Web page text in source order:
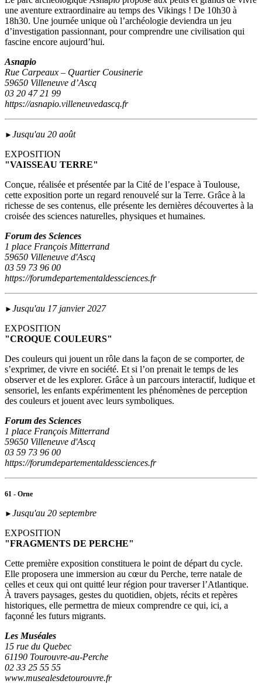
une aventure extraordinaire au temps des Vikings ! De 10h30 à
18h30. Une journée unique où l’archéologie deviendra un jeu
d’investigation passionnant, pour comprendre une civilisation qui
fascine encore aujourd’hui.
Asnapio
Rue Carpeaux – Quartier Cousinerie
59650 Villeneuve d’Ascq
03 20 47 21 99
https://asnapio.villeneuvedascq.fr
► Jusqu'au 20 août
EXPOSITION
"VAISSEAU TERRE"
Conçue, réalisée et présentée par la Cité de l’espace à Toulouse,
cette exposition porte un regard renouvelé sur la Terre. Grâce à la
richesse de ses contenus, elle présente les dernières découvertes à la
croisée des sciences naturelles, physiques et humaines.
Forum des Sciences
1 place François Mitterrand
59650 Villeneuve d'Ascq
03 59 73 96 00
https://forumdepartementaldessciences.fr
► Jusqu'au 17 janvier 2027
EXPOSITION
"CROQUE COULEURS"
Des couleurs qui jouent un rôle dans la façon de se comporter, de
s’exprimer, de vivre en société. Et si l’on prenait le temps de les
observer et de les explorer. Grâce à un parcours interactif, ludique et
sensoriel, les enfants expérimentent les phénomènes de perception
des couleurs et jouent avec leurs symboliques.
Forum des Sciences
1 place François Mitterrand
59650 Villeneuve d'Ascq
03 59 73 96 00
https://forumdepartementaldessciences.fr
61 - Orne
► Jusqu'au 20 septembre
EXPOSITION
"FRAGMENTS DE PERCHE"
Cette première exposition constituera le point de départ du cycle.
Elle proposera une immersion au cœur du Perche, terre natale de
celles et ceux qui ont quitté leur région pour traverser l’Atlantique.
À travers paysages, gestes du quotidien, objets, récits et repères
historiques, elle permettra de mieux comprendre ce qui, ici, a
façonné les futurs migrants.
Les Muséales
15 rue du Quebec
61190 Tourouvre-au-Perche
02 33 25 55 55
www.musealesdetourouvre.fr